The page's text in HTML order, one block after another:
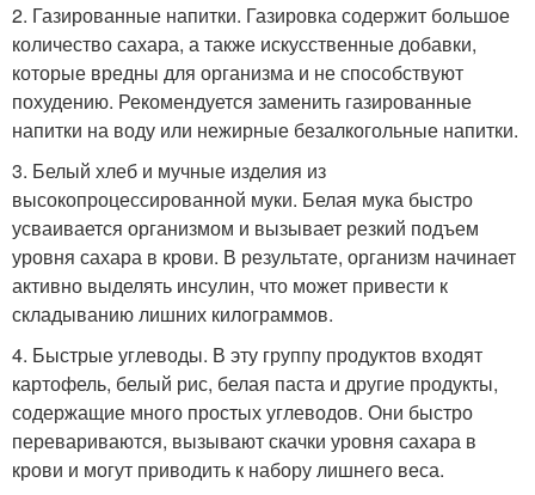
2. Газированные напитки. Газировка содержит большое
количество сахара, а также искусственные добавки,
которые вредны для организма и не способствуют
похудению. Рекомендуется заменить газированные
напитки на воду или нежирные безалкогольные напитки.
3. Белый хлеб и мучные изделия из
высокопроцессированной муки. Белая мука быстро
усваивается организмом и вызывает резкий подъем
уровня сахара в крови. В результате, организм начинает
активно выделять инсулин, что может привести к
складыванию лишних килограммов.
4. Быстрые углеводы. В эту группу продуктов входят
картофель, белый рис, белая паста и другие продукты,
содержащие много простых углеводов. Они быстро
перевариваются, вызывают скачки уровня сахара в
крови и могут приводить к набору лишнего веса.